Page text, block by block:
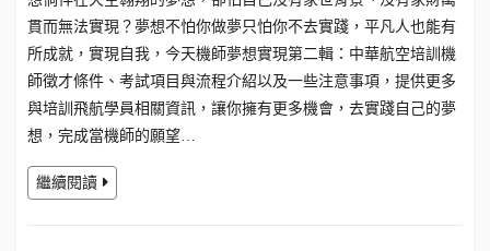
貫而無法實現？夢想不怕你做夢只怕你不去實踐，平凡人也能有
所成就，實現自我，今天機師夢想實現第二輯：中華航空培訓機
師徵才條件、考試項目與流程介紹以及一些注意事項，提供更多
與培訓飛航學員相關資訊，讓你擁有更多機會，去實踐自己的夢
想，完成當機師的願望…
繼續閱讀